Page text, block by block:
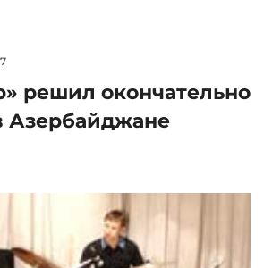
решил окончательно
Азербайджане